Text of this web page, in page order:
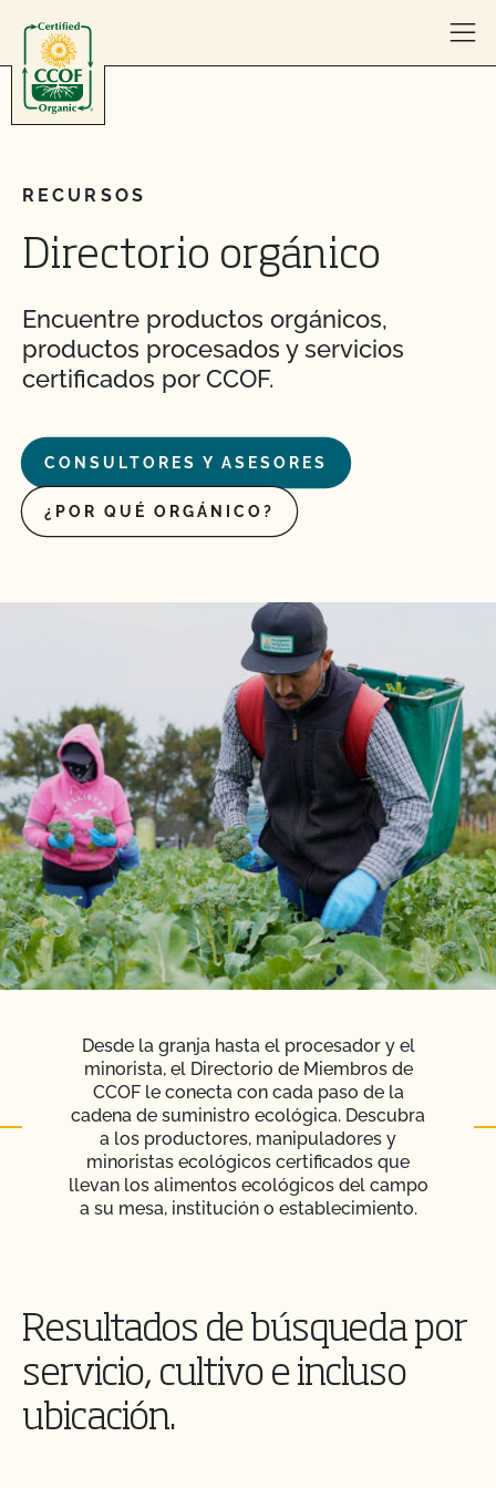
RECURSOS
Directorio orgánico
Encuentre productos orgánicos,
productos procesados y servicios
certificados por CCOF.
CONSULTORES Y ASESORES
¿POR QUÉ ORGÁNICO?
Desde la granja hasta el procesador y el
minorista, el Directorio de Miembros de
CCOF le conecta con cada paso de la
cadena de suministro ecológica. Descubra
a los productores, manipuladores y
minoristas ecológicos certificados que
llevan los alimentos ecológicos del campo
a su mesa, institución o establecimiento.
Resultados de búsqueda por
servicio, cultivo e incluso
ubicación.